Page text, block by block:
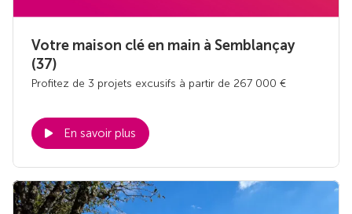
Votre maison clé en main à Semblançay
(37)
Profitez de 3 projets excusifs à partir de 267 000 €
En savoir plus